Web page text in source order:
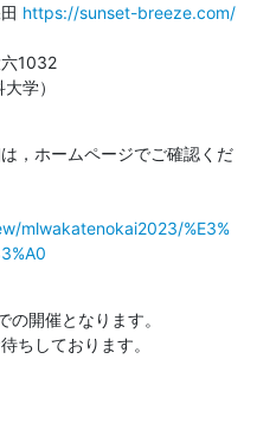
https://sunset-breeze.com/
1032
学）
，ホームページでご確認くだ
mlwakatenokai2023/%E3%
開催となります。
ちしております。